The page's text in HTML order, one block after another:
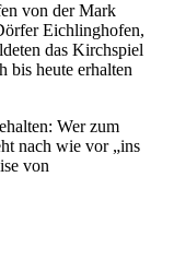
von der Mark
Eichlinghofen,
das Kirchspiel
bis heute erhalten
Wer zum
nach wie vor „ins
von